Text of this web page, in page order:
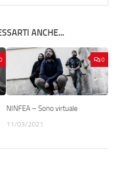
ANCHE...
0
NINFEA – Sono virtuale
11/03/2021